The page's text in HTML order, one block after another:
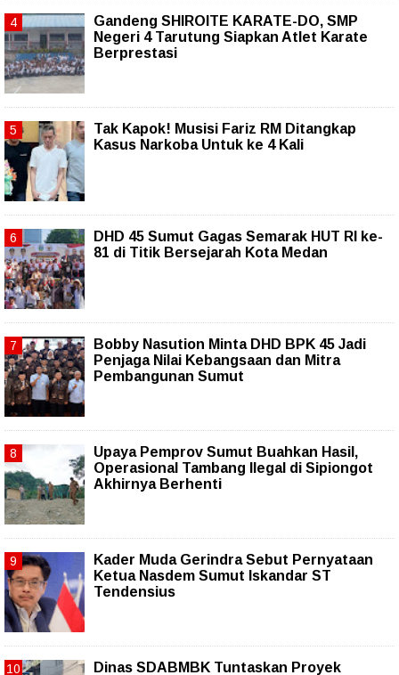
Gandeng SHIROITE KARATE-DO, SMP
Negeri 4 Tarutung Siapkan Atlet Karate
Berprestasi
Tak Kapok! Musisi Fariz RM Ditangkap
Kasus Narkoba Untuk ke 4 Kali
DHD 45 Sumut Gagas Semarak HUT RI ke-
81 di Titik Bersejarah Kota Medan
Bobby Nasution Minta DHD BPK 45 Jadi
Penjaga Nilai Kebangsaan dan Mitra
Pembangunan Sumut
Upaya Pemprov Sumut Buahkan Hasil,
Operasional Tambang Ilegal di Sipiongot
Akhirnya Berhenti
Kader Muda Gerindra Sebut Pernyataan
Ketua Nasdem Sumut Iskandar ST
Tendensius
Dinas SDABMBK Tuntaskan Proyek